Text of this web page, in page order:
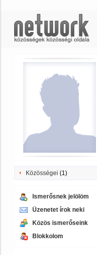
Közösségei (1)
Ismerősnek jelölöm
Üzenetet írok neki
Közös ismerőseink
Blokkolom